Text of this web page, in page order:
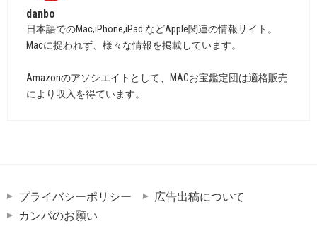
danbo
日本語でのMac,iPhone,iPad などApple関連の情報サイト。
Macに捉われず、様々な情報を掲載しています。
Amazonのアソシエイトとして、MACお宝鑑定団は適格販売
により収入を得ています。
プライバシーポリシー
広告出稿について
カンパのお願い